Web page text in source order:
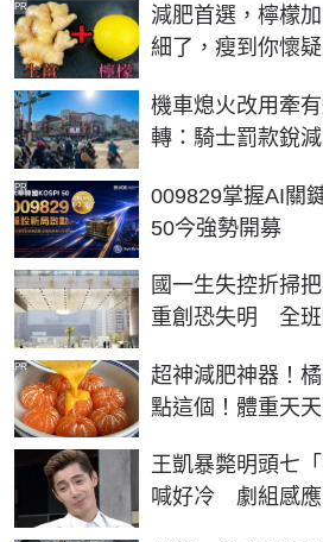
減肥首選，檸檬
細了，瘦到你懷
PR
機車熄火改用牽
轉：騎士罰款銳
009829掌握AI關
50今強勢開募
PR
國一生失控折掃
重創恐失明 全班
超神減肥神器！
點這個！體重天
PR
王凱暴斃明頭七
喊好冷 劇組感應